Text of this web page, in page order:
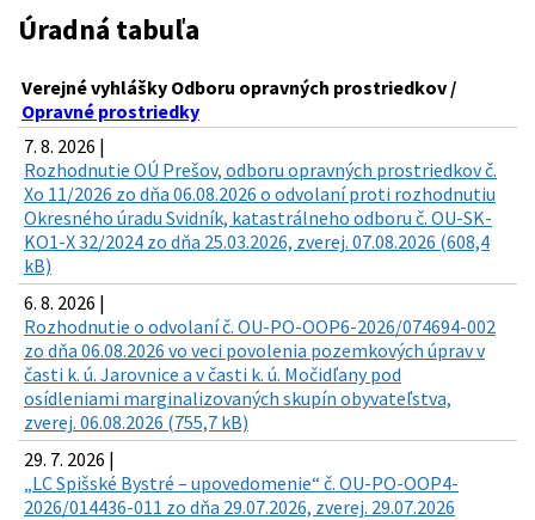
Úradná tabuľa
Verejné vyhlášky Odboru opravných prostriedkov /
Opravné prostriedky
7. 8. 2026 |
Rozhodnutie OÚ Prešov, odboru opravných prostriedkov č.
Xo 11/2026 zo dňa 06.08.2026 o odvolaní proti rozhodnutiu
Okresného úradu Svidník, katastrálneho odboru č. OU-SK-
KO1-X 32/2024 zo dňa 25.03.2026, zverej. 07.08.2026 (608,4
kB)
6. 8. 2026 |
Rozhodnutie o odvolaní č. OU-PO-OOP6-2026/074694-002
zo dňa 06.08.2026 vo veci povolenia pozemkových úprav v
časti k. ú. Jarovnice a v časti k. ú. Močidľany pod
osídleniami marginalizovaných skupín obyvateľstva,
zverej. 06.08.2026 (755,7 kB)
29. 7. 2026 |
„LC Spišské Bystré – upovedomenie“ č. OU-PO-OOP4-
2026/014436-011 zo dňa 29.07.2026, zverej. 29.07.2026